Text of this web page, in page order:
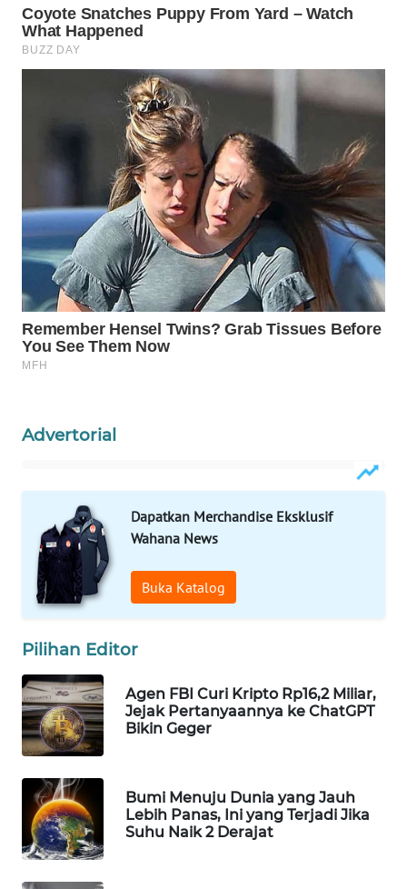
Advertorial
Dapatkan Merchandise Eksklusif
Wahana News
Buka Katalog
Pilihan Editor
Agen FBI Curi Kripto Rp16,2 Miliar,
Jejak Pertanyaannya ke ChatGPT
Bikin Geger
Bumi Menuju Dunia yang Jauh
Lebih Panas, Ini yang Terjadi Jika
Suhu Naik 2 Derajat
WN
PRIANGAN
TIMUR
WN
WN
BOROBUDUR
WN
MADURA
WN
BINTAN
WN
MANDALIKA
LIKUPANG
WN
LABUANBAJO
BORNEO
Wahana
Media